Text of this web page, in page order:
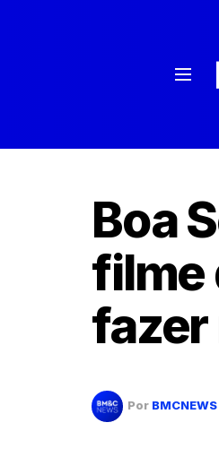
Boa
filme
fazer
Por BMCNEWS